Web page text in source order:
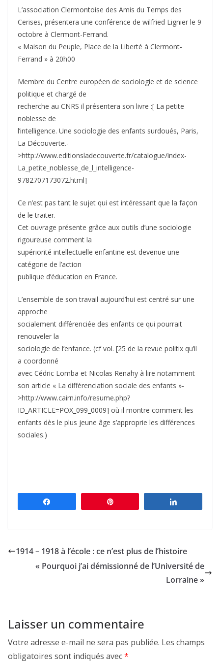
L’association Clermontoise des Amis du Temps des
Cerises, présentera une conférence de wilfried Lignier le 9
octobre à Clermont-Ferrand.
« Maison du Peuple, Place de la Liberté à Clermont-
Ferrand » à 20h00
Membre du Centre européen de sociologie et de science
politique et chargé de
recherche au CNRS il présentera son livre :[ La petite
noblesse de
l’intelligence. Une sociologie des enfants surdoués, Paris,
La Découverte.-
>http://www.editionsladecouverte.fr/catalogue/index-
La_petite_noblesse_de_l_intelligence-
9782707173072.html]
Ce n’est pas tant le sujet qui est intéressant que la façon
de le traiter.
Cet ouvrage présente grâce aux outils d’une sociologie
rigoureuse comment la
supériorité intellectuelle enfantine est devenue une
catégorie de l’action
publique d’éducation en France.
L’ensemble de son travail aujourd’hui est centré sur une
approche
socialement différenciée des enfants ce qui pourrait
renouveler la
sociologie de l’enfance. (cf vol. [25 de la revue politix qu’il
a coordonné
avec Cédric Lomba et Nicolas Renahy à lire notamment
son article « La différenciation sociale des enfants »-
>http://www.cairn.info/resume.php?
ID_ARTICLE=POX_099_0009] où il montre comment les
enfants dès le plus jeune âge s’approprie les différences
sociales.)
1914 – 1918 à l’école : ce n’est plus de l’histoire
« Pourquoi j’ai démissionné de l’Université de
Lorraine »
Laisser un commentaire
Votre adresse e-mail ne sera pas publiée. Les champs
obligatoires sont indiqués avec*